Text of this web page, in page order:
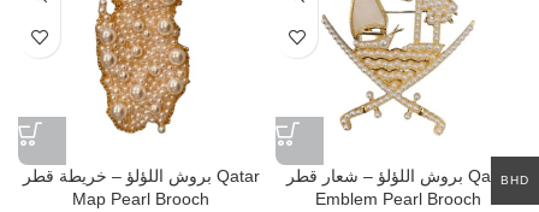
بروش اللؤلؤ – خريطة قطر Qatar
Map Pearl Brooch
بروش اللؤلؤ – شعار قطر Qatar
Emblem Pearl Brooch
BHD